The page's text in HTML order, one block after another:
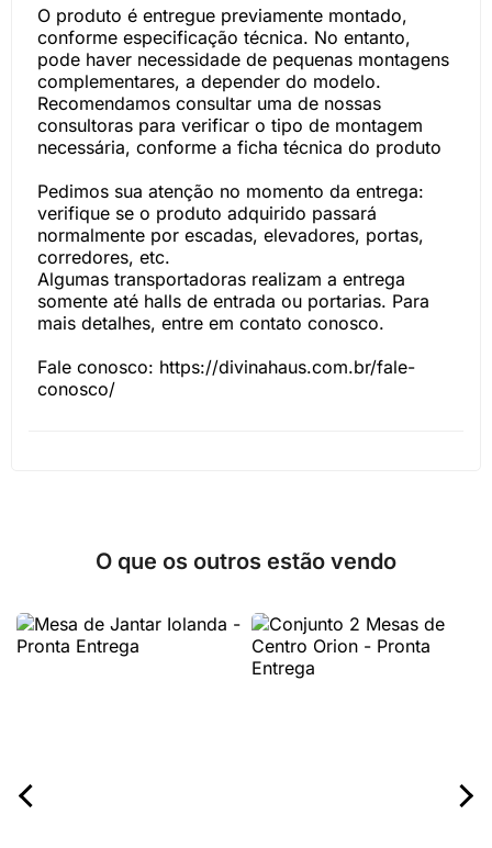
O produto é entregue previamente montado,
conforme especificação técnica. No entanto,
pode haver necessidade de pequenas montagens
complementares, a depender do modelo.
Recomendamos consultar uma de nossas
consultoras para verificar o tipo de montagem
necessária, conforme a ficha técnica do produto
Pedimos sua atenção no momento da entrega:
verifique se o produto adquirido passará
normalmente por escadas, elevadores, portas,
corredores, etc.
Algumas transportadoras realizam a entrega
somente até halls de entrada ou portarias. Para
mais detalhes, entre em contato conosco.
Fale conosco: https://divinahaus.com.br/fale-
conosco/
O que os outros estão vendo